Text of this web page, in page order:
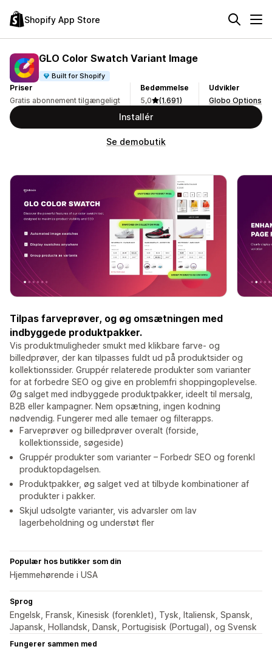
Shopify App Store
GLO Color Swatch Variant Image
Built for Shopify
Priser
Gratis abonnement tilgængeligt
Bedømmelse
5,0
(1.691)
Udvikler
Globo Options
Installér
Se demobutik
Tilpas farveprøver, og øg omsætningen med
indbyggede produktpakker.
Vis produktmuligheder smukt med klikbare farve- og
billedprøver, der kan tilpasses fuldt ud på produktsider og
kollektionssider. Gruppér relaterede produkter som varianter
for at forbedre SEO og give en problemfri shoppingoplevelse.
Øg salget med indbyggede produktpakker, ideelt til mersalg,
B2B eller kampagner. Nem opsætning, ingen kodning
nødvendig. Fungerer med alle temaer og filterapps.
Farveprøver og billedprøver overalt (forside,
kollektionsside, søgeside)
Gruppér produkter som varianter – Forbedr SEO og forenkl
produktopdagelsen.
Produktpakker, øg salget ved at tilbyde kombinationer af
produkter i pakker.
Skjul udsolgte varianter, vis advarsler om lav
lagerbeholdning og understøt fler
Populær hos butikker som din
Hjemmehørende i USA
Sprog
Engelsk, Fransk, Kinesisk (forenklet), Tysk, Italiensk, Spansk,
Japansk, Hollandsk, Dansk, Portugisisk (Portugal), og Svensk
Fungerer sammen med